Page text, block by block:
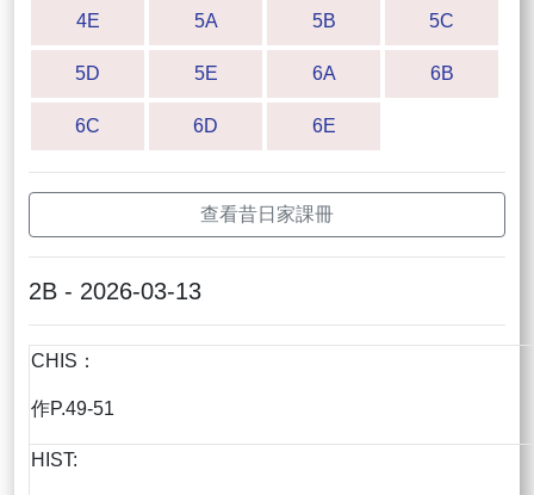
4E 5A 5B 5C
5D 5E 6A 6B
6C 6D 6E
查看昔日家課冊
2B - 2026-03-13
CHIS：
作P.49-51
HIST: